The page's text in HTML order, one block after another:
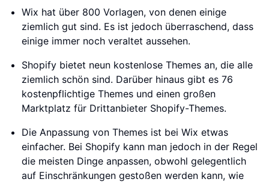
Wix hat über 800 Vorlagen, von denen einige
ziemlich gut sind. Es ist jedoch überraschend, dass
einige immer noch veraltet aussehen.
Shopify bietet neun kostenlose Themes an, die alle
ziemlich schön sind. Darüber hinaus gibt es 76
kostenpflichtige Themes und einen großen
Marktplatz für Drittanbieter Shopify-Themes.
Die Anpassung von Themes ist bei Wix etwas
einfacher. Bei Shopify kann man jedoch in der Regel
die meisten Dinge anpassen, obwohl gelegentlich
auf Einschränkungen gestoßen werden kann, wie